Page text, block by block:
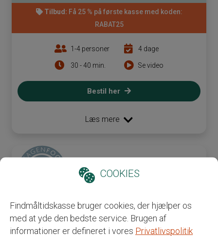
Tilbud: Få 25 % på første kasse med koden:
RABAT25
1-4 personer
30 - 40 min.
4 dage
Se video
Bestil her
Læs mere
COOKIES
Findmåltidskasse bruger cookies, der hjælper os
med at yde den bedste service. Brugen af
informationer er defineret i vores Privatlivspolitik